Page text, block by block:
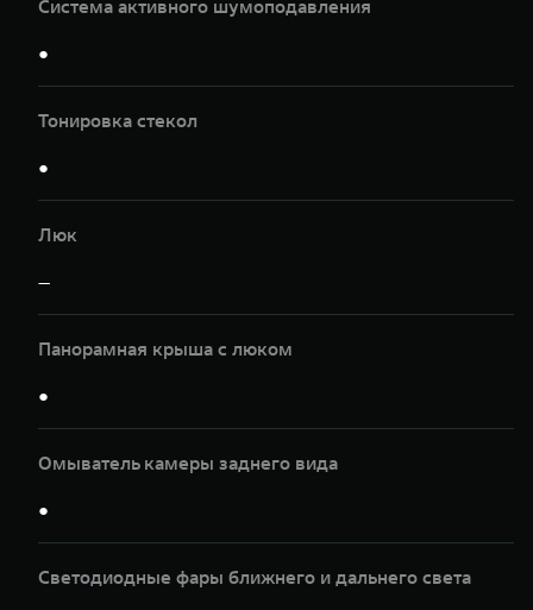
Система активного шумоподавления
●
Тонировка стекол
●
Люк
—
Панорамная крыша с люком
●
Омыватель камеры заднего вида
●
Светодиодные фары ближнего и дальнего света